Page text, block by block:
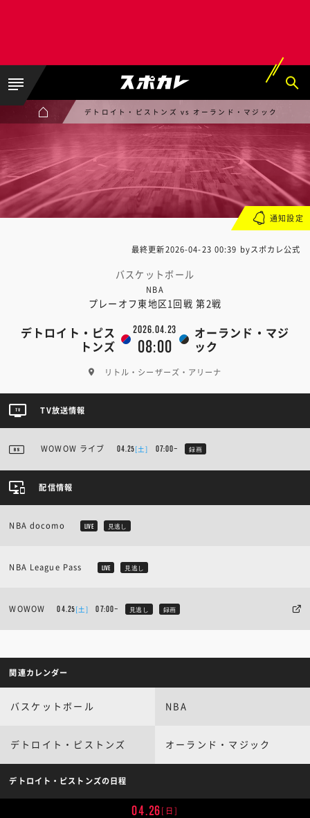
デトロイト・ピストンズ vs オーランド・マジック
最終更新2026-04-23 00:39 byスポカレ公式
バスケットボール
NBA
プレーオフ東地区1回戦 第2戦
デトロイト・ピス
トンズ
2026.04.23
08:00
オーランド・マジ
ック
リトル・シーザーズ・アリーナ
通知設定
TV放送情報
WOWOW ライブ 04.25[土] 07:00~ 録画
配信情報
NBA docomo LIVE 見逃し
NBA League Pass LIVE 見逃し
WOWOW 04.25[土] 07:00~ 見逃し 録画
関連カレンダー
バスケットボール NBA
デトロイト・ピストンズ オーランド・マジック
デトロイト・ピストンズの日程
04.26[日]